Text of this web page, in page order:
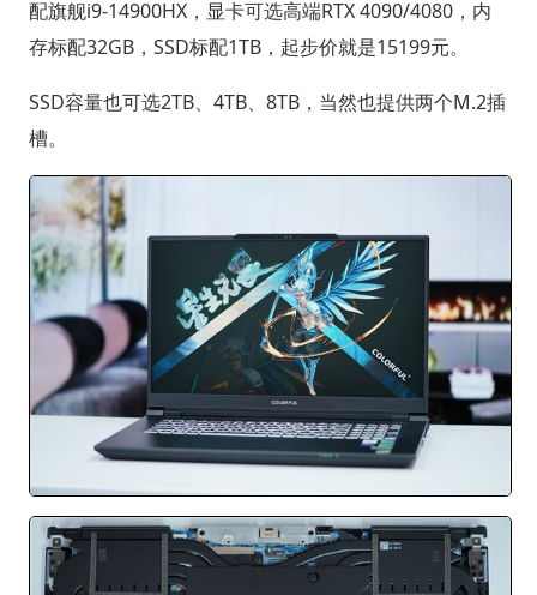
配旗舰i9-14900HX，显卡可选高端RTX 4090/4080，内
存标配32GB，SSD标配1TB，起步价就是15199元。
SSD容量也可选2TB、4TB、8TB，当然也提供两个M.2插
槽。